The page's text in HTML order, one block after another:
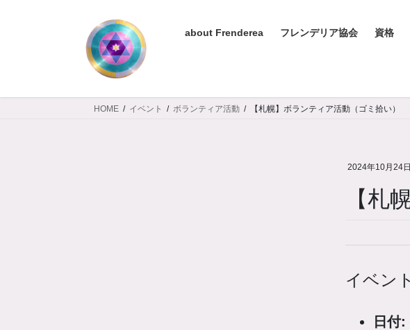
about Frenderea フレンデリア協会 資格
HOME イベント ボランティア活動 【札幌】ボランティア活動（ゴミ拾い）
2024年10月24日
【札
イベン
日付: